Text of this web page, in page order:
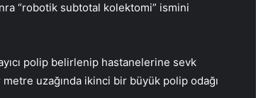
“robotik subtotal kolektomi” ismini
polip belirlenip hastanelerine sevk
uzağında ikinci bir büyük polip odağı